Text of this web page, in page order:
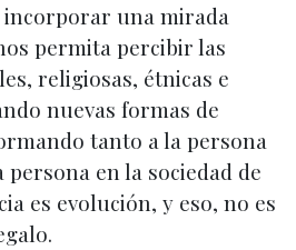
incorporar una mirada
permita percibir las
religiosas, étnicas e
nuevas formas de
tanto a la persona
en la sociedad de
es evolución, y eso, no es